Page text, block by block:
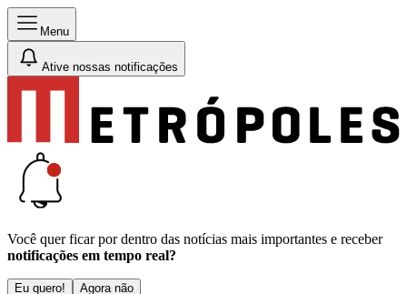
Menu
Ative nossas notificações
Você quer ficar por dentro das notícias mais importantes e receber
notificações em tempo real?
Eu quero! Agora não